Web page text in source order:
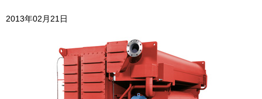
2013年02月21日